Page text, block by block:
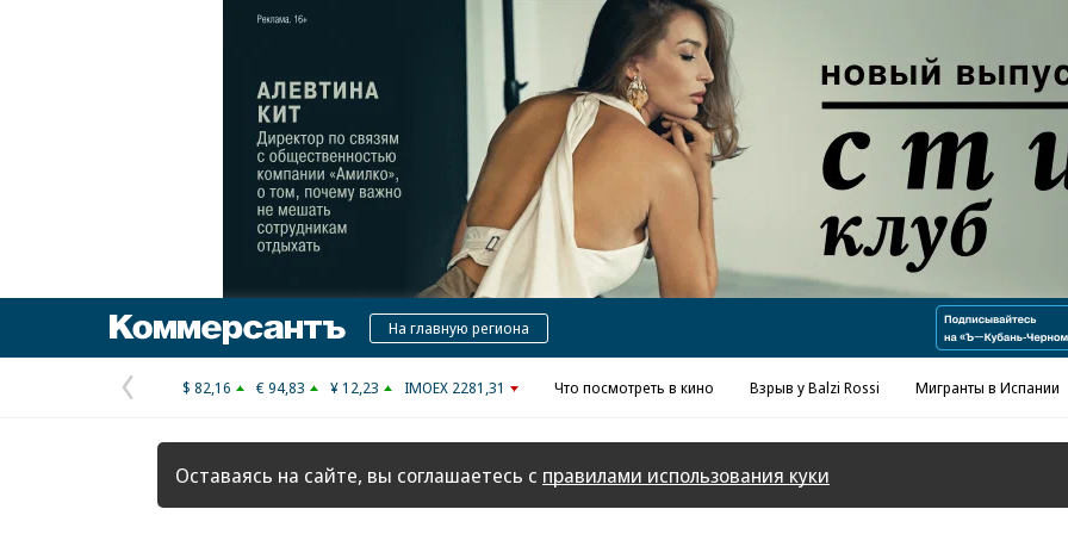
Реклама в «Ъ» www.kommersant.ru/ad
КоммерсантъНа главную региона
Предыдущая
страница
$ 82,16 € 94,83 ¥ 12,23 IMOEX 2281,31 Что посмотреть в кино Взрыв у Balzi Rossi Мигранты в Испании
Оставаясь на сайте, вы соглашаетесь с правилами использования куки